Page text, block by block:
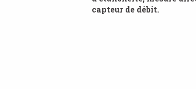
capteur de débit.